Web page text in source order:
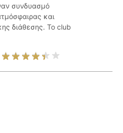
συνδυασμό
και
διάθεσης. Το club